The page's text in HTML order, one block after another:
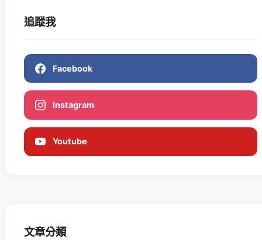
追蹤我
Facebook
Instagram
Youtube
文章分類